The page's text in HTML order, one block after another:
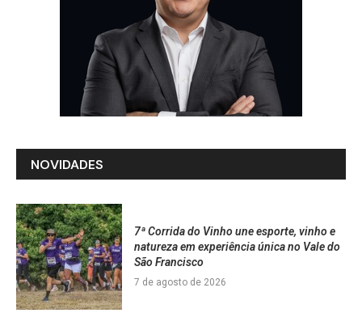
NOVIDADES
7ª Corrida do Vinho une esporte, vinho e
natureza em experiência única no Vale do
São Francisco
7 de agosto de 2026